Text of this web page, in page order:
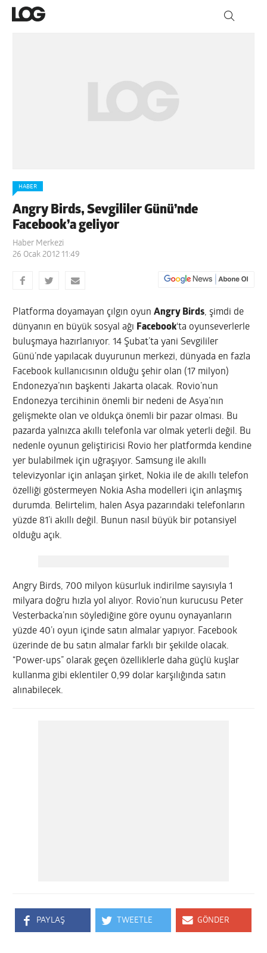
HABER
Angry Birds, Sevgililer Günü’nde
Facebook’a geliyor
Haber Merkezi
26 Ocak 2012 11:49
Platforma doyamayan çılgın oyunAngry Birds, şimdi de
dünyanın en büyük sosyal ağı Facebook‘ta oyunseverlerle
buluşmaya hazırlanıyor. 14 Şubat’ta yani Sevgililer
Günü’nde yapılacak duyurunun merkezi, dünyada en fazla
Facebook kullanıcısının olduğu şehir olan (17 milyon)
Endonezya’nın başkenti Jakarta olacak. Rovio’nun
Endonezya tercihinin önemli bir nedeni de Asya’nın
gelişmekte olan ve oldukça önemli bir pazar olması. Bu
pazarda yalnızca akıllı telefonla var olmak yeterli değil. Bu
nedenle oyunun geliştiricisi Rovio her platformda kendine
yer bulabilmek için uğraşıyor. Samsung ile akıllı
televizyonlar için anlaşan şirket, Nokia ile de akıllı telefon
özelliği göstermeyen Nokia Asha modelleri için anlaşmış
durumda. Belirtelim, halen Asya pazarındaki telefonların
yüzde 81’i akıllı değil. Bunun nasıl büyük bir potansiyel
olduğu açık.
Angry Birds, 700 milyon küsurluk indirilme sayısıyla 1
milyara doğru hızla yol alıyor. Rovio’nun kurucusu Peter
Vesterbacka’nın söylediğine göre oyunu oynayanların
yüzde 40’ı oyun içinde satın almalar yapıyor. Facebook
üzerinde de bu satın almalar farklı bir şekilde olacak.
“Power-ups” olarak geçen özelliklerle daha güçlü kuşlar
kullanma gibi eklentiler 0,99 dolar karşılığında satın
alınabilecek.
PAYLAŞ TWEETLE GÖNDER